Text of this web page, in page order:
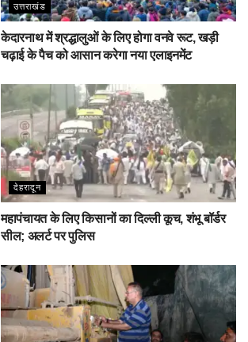
उत्तराखंड
केदारनाथ में श्रद्धालुओं के लिए होगा वनवे रूट, खड़ी
चढ़ाई के पैच को आसान करेगा नया एलाइनमेंट
देहरादून
महापंचायत के लिए किसानों का दिल्ली कूच, शंभू बॉर्डर
सील; अलर्ट पर पुलिस